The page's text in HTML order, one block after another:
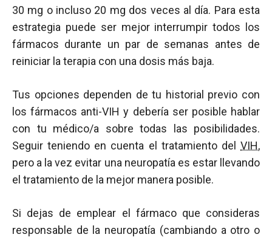
30 mg o incluso 20 mg dos veces al día. Para esta
estrategia puede ser mejor interrumpir todos los
fármacos durante un par de semanas antes de
reiniciar la terapia con una dosis más baja.
Tus opciones dependen de tu historial previo con
los fármacos anti-VIH y debería ser posible hablar
con tu médico/a sobre todas las posibilidades.
Seguir teniendo en cuenta el tratamiento del VIH,
pero a la vez evitar una neuropatía es estar llevando
el tratamiento de la mejor manera posible.
Si dejas de emplear el fármaco que consideras
responsable de la neuropatía (cambiando a otro o